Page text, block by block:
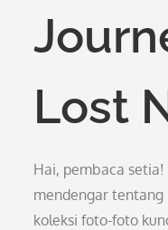
Lost
Hai, pembaca
mendengar tentang
koleksi foto-foto